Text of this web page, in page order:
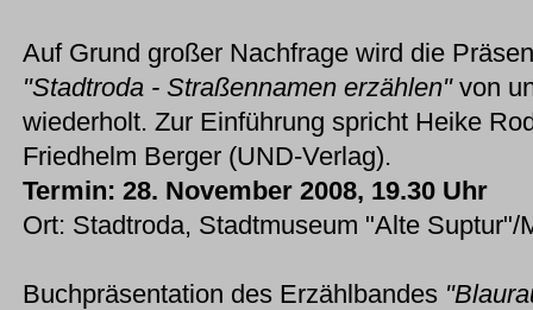
Auf Grund großer Nachfrage wird die
"Stadtroda - Straßennamen erzählen"von
wiederholt. Zur Einführung spricht Heike
Friedhelm Berger (UND-Verlag).
Termin: 28. November 2008, 19.30 Uhr
Ort: Stadtroda, Stadtmuseum "Alte Suptur"/
Buchpräsentation des Erzählbandes